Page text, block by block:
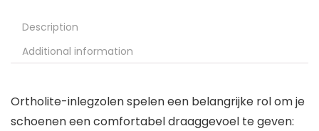
Description
Additional information
Ortholite-inlegzolen spelen een belangrijke rol om je
schoenen een comfortabel draaggevoel te geven: